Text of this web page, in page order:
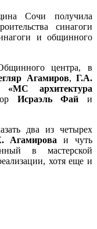
Сочи получила
синагоги
и общинного
центра, в
Агамиров, Г.А.
«МС архитектура
Исраэль Фай и
два из четырех
Агамирова и чуть
в мастерской
хотя еще и